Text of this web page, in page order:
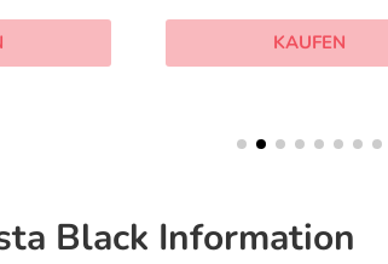
KAUFEN
Black Information